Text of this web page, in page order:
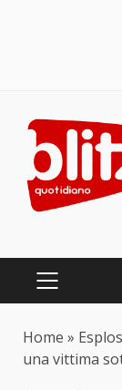
content
PRIMARY
Home »
una vittima